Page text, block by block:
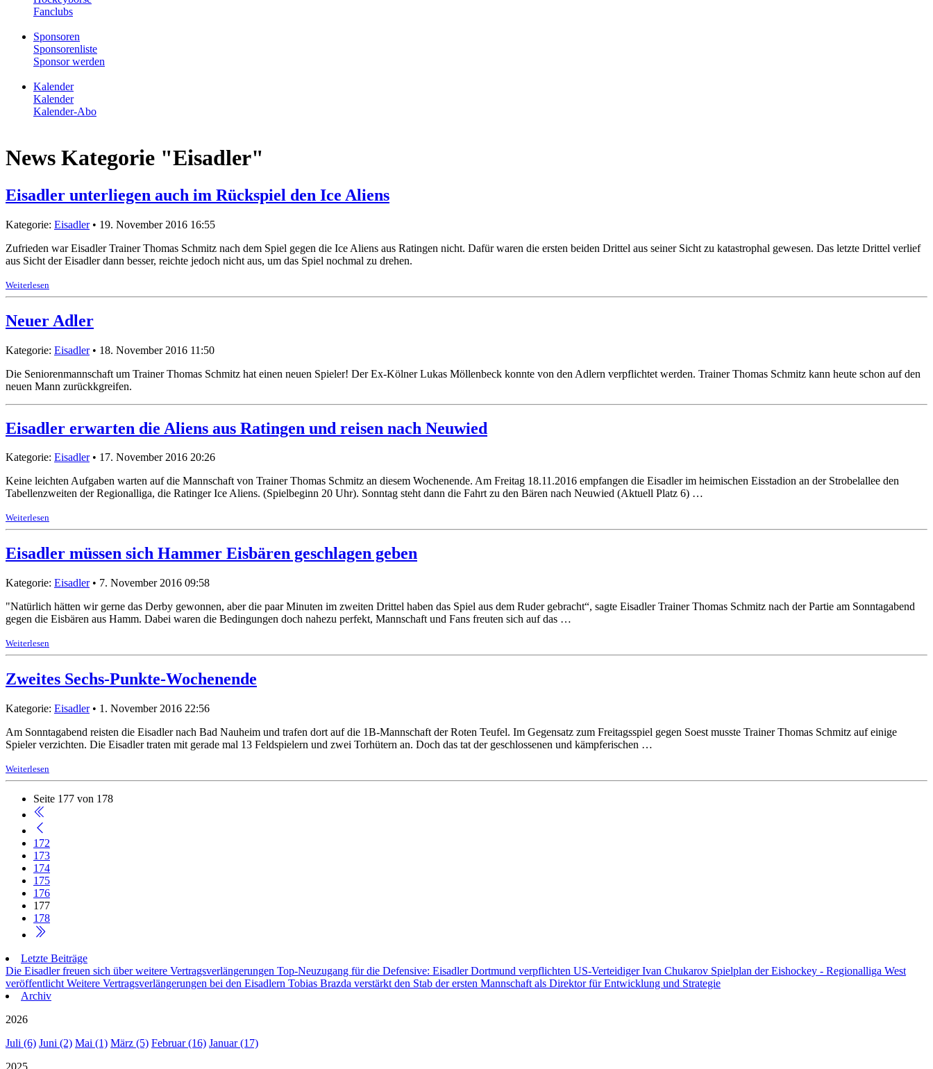
Fanclubs
Sponsoren
Sponsorenliste
Sponsor werden
Kalender
Kalender
Kalender-Abo
News Kategorie "Eisadler"
Eisadler unterliegen auch im Rückspiel den Ice Aliens
Kategorie: Eisadler• 19. November 2016 16:55
Zufrieden war Eisadler Trainer Thomas Schmitz nach dem Spiel gegen die Ice Aliens aus Ratingen nicht. Dafür waren die ersten beiden Drittel aus seiner Sicht zu katastrophal gewesen. Das letzte Drittel verlief
aus Sicht der Eisadler dann besser, reichte jedoch nicht aus, um das Spiel nochmal zu drehen.
Weiterlesen
Neuer Adler
Kategorie: Eisadler• 18. November 2016 11:50
Die Seniorenmannschaft um Trainer Thomas Schmitz hat einen neuen Spieler! Der Ex-Kölner Lukas Möllenbeck konnte von den Adlern verpflichtet werden. Trainer Thomas Schmitz kann heute schon auf den
neuen Mann zurückkgreifen.
Eisadler erwarten die Aliens aus Ratingen und reisen nach Neuwied
Kategorie: Eisadler• 17. November 2016 20:26
Keine leichten Aufgaben warten auf die Mannschaft von Trainer Thomas Schmitz an diesem Wochenende. Am Freitag 18.11.2016 empfangen die Eisadler im heimischen Eisstadion an der Strobelallee den
Tabellenzweiten der Regionalliga, die Ratinger Ice Aliens. (Spielbeginn 20 Uhr). Sonntag steht dann die Fahrt zu den Bären nach Neuwied (Aktuell Platz 6) …
Weiterlesen
Eisadler müssen sich Hammer Eisbären geschlagen geben
Kategorie: Eisadler• 7. November 2016 09:58
"Natürlich hätten wir gerne das Derby gewonnen, aber die paar Minuten im zweiten Drittel haben das Spiel aus dem Ruder gebracht“, sagte Eisadler Trainer Thomas Schmitz nach der Partie am Sonntagabend
gegen die Eisbären aus Hamm. Dabei waren die Bedingungen doch nahezu perfekt, Mannschaft und Fans freuten sich auf das …
Weiterlesen
Zweites Sechs-Punkte-Wochenende
Kategorie: Eisadler• 1. November 2016 22:56
Am Sonntagabend reisten die Eisadler nach Bad Nauheim und trafen dort auf die 1B-Mannschaft der Roten Teufel. Im Gegensatz zum Freitagsspiel gegen Soest musste Trainer Thomas Schmitz auf einige
Spieler verzichten. Die Eisadler traten mit gerade mal 13 Feldspielern und zwei Torhütern an. Doch das tat der geschlossenen und kämpferischen …
Weiterlesen
Seite 177 von 178
172
173
174
175
176
177
178
Letzte Beiträge
Die Eisadler freuen sich über weitere Vertragsverlängerungen Top-Neuzugang für die Defensive: Eisadler Dortmund verpflichten US-Verteidiger Ivan Chukarov Spielplan der Eishockey - Regionalliga West
veröffentlicht Weitere Vertragsverlängerungen bei den Eisadlern Tobias Brazda verstärkt den Stab der ersten Mannschaft als Direktor für Entwicklung und Strategie
Archiv
2026
Juli (6) Juni (2) Mai (1) März (5) Februar (16) Januar (17)
2025